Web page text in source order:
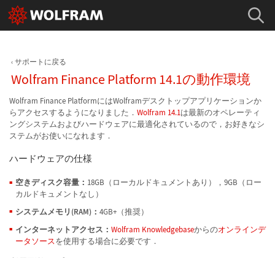
サポートに戻る
Wolfram Finance Platform 14.1の動作環境
Wolfram Finance PlatformにはWolframデスクトップアプリケーションか
らアクセスするようになりました． Wolfram 14.1は最新のオペレーティ
ングシステムおよびハードウェアに最適化されているので，お好きなシ
ステムがお使いになれます．
ハードウェアの仕様
空きディスク容量： 18GB（ローカルドキュメントあり），9GB（ロー
カルドキュメントなし）
システムメモリ(RAM)： 4GB+（推奨）
インターネットアクセス： Wolfram Knowledgebaseからのオンラインデ
ータソースを使用する場合に必要です．